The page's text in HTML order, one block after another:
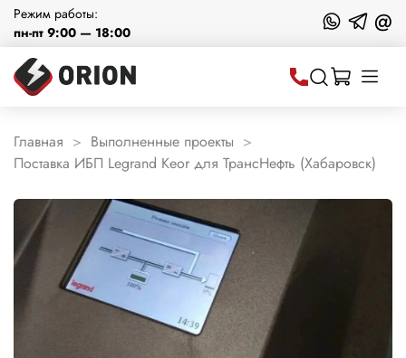
Режим работы:
пн-пт 9:00 — 18:00
@
Главная
Выполненные проекты
Поставка ИБП Legrand Keor для ТрансНефть (Хабаровск)